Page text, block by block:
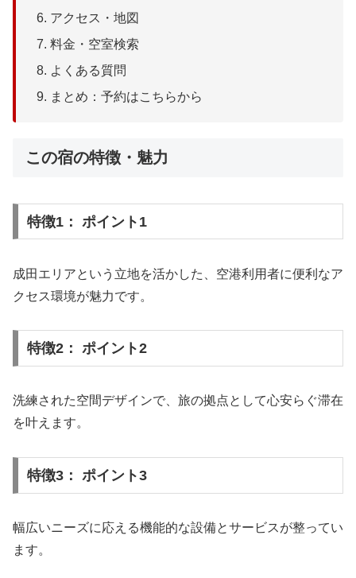
アクセス・地図
料金・空室検索
よくある質問
まとめ：予約はこちらから
この宿の特徴・魅力
特徴1： ポイント1
成田エリアという立地を活かした、空港利用者に便利なア
クセス環境が魅力です。
特徴2： ポイント2
洗練された空間デザインで、旅の拠点として心安らぐ滞在
を叶えます。
特徴3： ポイント3
幅広いニーズに応える機能的な設備とサービスが整ってい
ます。